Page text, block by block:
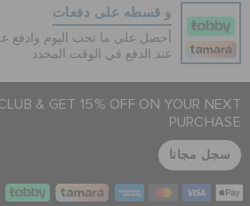
و قسطه على دفعات
عند الدفع في الوقت المحدد
& GET 15% OFF ON YOUR NEXT
PURCHASE
سجل مجانا